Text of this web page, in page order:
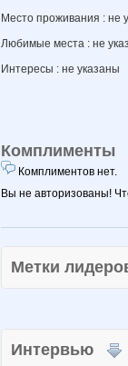
Место проживания : не
Любимые места : не
Интересы : не указаны
Комплименты
Комплиментов нет.
Вы не авторизованы!
Метки
Интервью